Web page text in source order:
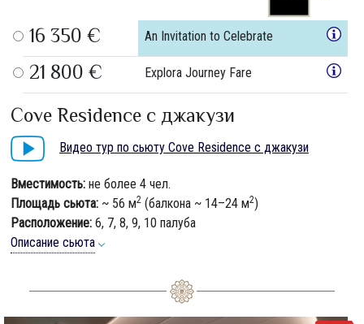
16 350 € An Invitation to Celebrate
21 800 € Explora Journey Fare
Cove Residence с джакузи
Видео тур по сьюту Cove Residence с джакузи
Вместимость: не более 4 чел.
Площадь сьюта: ~ 56 м2 (балкона ~ 14–24 м2)
Расположение: 6, 7, 8, 9, 10 палуба
Описание сьюта